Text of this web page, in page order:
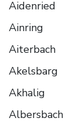
Aidenried
Ainring
Aiterbach
Akelsbarg
Akhalig
Albersbach